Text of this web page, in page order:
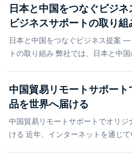
日本と中国をつなぐビジ
ビジネスサポートの取り組
日本と中国をつなぐビジネス提案
トの取り組み 弊社では、日本と中
中国貿易リモートサポー
品を世界へ届ける
中国貿易リモートサポートでオリジ
ける 近年、インターネットを通じ